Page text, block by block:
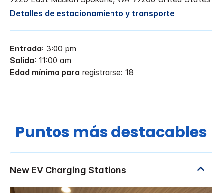
Detalles de estacionamiento y transporte
Entrada: 3:00 pm
Salida: 11:00 am
Edad mínima para registrarse: 18
Puntos más destacables